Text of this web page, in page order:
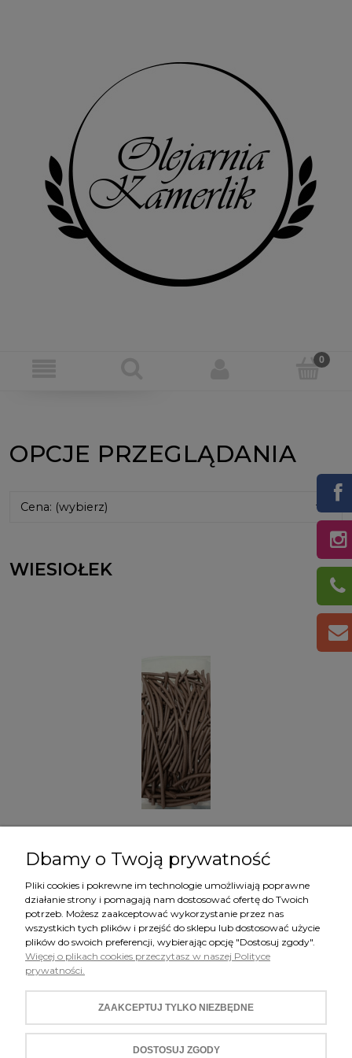
OPCJE PRZEGLĄDANIA
Cena: (wybierz)
WIESIOŁEK
3,00 ZŁ
POMOC
MOJE KONTO
Dbamy o Twoją prywatność
Pliki cookies i pokrewne im technologie umożliwiają poprawne
działanie strony i pomagają nam dostosować ofertę do Twoich
potrzeb. Możesz zaakceptować wykorzystanie przez nas
wszystkich tych plików i przejść do sklepu lub dostosować użycie
plików do swoich preferencji, wybierając opcję "Dostosuj zgody".
Więcej o plikach cookies przeczytasz w naszej Polityce
prywatności.
ZAAKCEPTUJ TYLKO NIEZBĘDNE
DOSTOSUJ ZGODY